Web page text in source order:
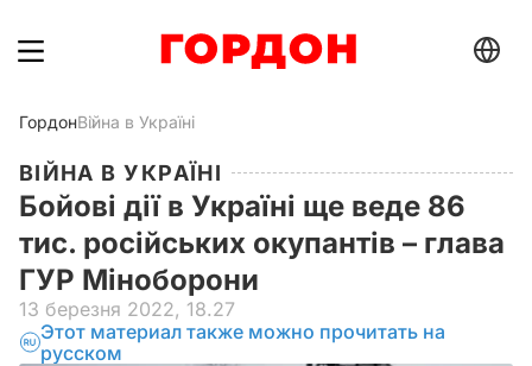
ГордонВійна в Україні
ВІЙНА В УКРАЇНІ
Бойові дії в Україні ще веде 86
тис. російських окупантів – глава
ГУР Міноборони
13 березня 2022, 18.27
Этот материал также можно прочитать на
русском